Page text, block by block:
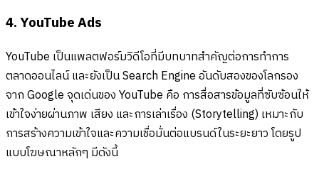
4. YouTube Ads
YouTube เป็นแพลตฟอร์มวิดีโอที่มีบทบาทสำคัญต่อการทำการ
ตลาดออนไลน์ และยังเป็น Search Engine อันดับสองของโลกรอง
จาก Google จุดเด่นของ YouTube คือ การสื่อสารข้อมูลที่ซับซ้อนให้
เข้าใจง่ายผ่านภาพ เสียง และการเล่าเรื่อง (Storytelling) เหมาะกับ
การสร้างความเข้าใจและความเชื่อมั่นต่อแบรนด์ในระยะยาว โดยรูป
แบบโฆษณาหลักๆ มีดังนี้